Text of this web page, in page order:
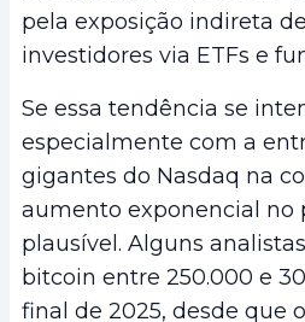
pela exposição indireta
investidores via ETFs e
Se essa tendência se
especialmente com a
gigantes do Nasdaq na
aumento exponencial no
plausível. Alguns
bitcoin entre 250.000 e
final de 2025, desde que